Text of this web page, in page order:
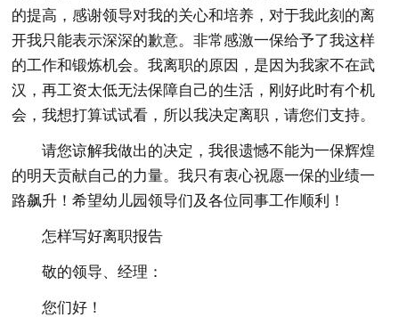
的提高，感谢领导对我的关心和培养，对于我此刻的离
开我只能表示深深的歉意。非常感激一保给予了我这样
的工作和锻炼机会。我离职的原因，是因为我家不在武
汉，再工资太低无法保障自己的生活，刚好此时有个机
会，我想打算试试看，所以我决定离职，请您们支持。
请您谅解我做出的决定，我很遗憾不能为一保辉煌
的明天贡献自己的力量。我只有衷心祝愿一保的业绩一
路飙升！希望幼儿园领导们及各位同事工作顺利！
怎样写好离职报告
敬的领导、经理：
您们好！